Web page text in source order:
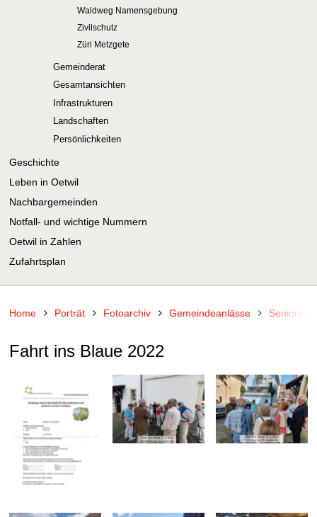
Waldweg Namensgebung
Zivilschutz
Züri Metzgete
Gemeinderat
Gesamtansichten
Infrastrukturen
Landschaften
Persönlichkeiten
Geschichte
Leben in Oetwil
Nachbargemeinden
Notfall- und wichtige Nummern
Oetwil in Zahlen
Zufahrtsplan
Home Porträt Fotoarchiv Gemeindeanlässe
Fahrt ins Blaue 2022